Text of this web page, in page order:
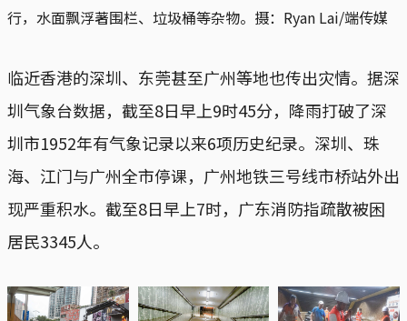
行，水面飘浮著围栏、垃圾桶等杂物。摄：Ryan Lai/端传媒
临近香港的深圳、东莞甚至广州等地也传出灾情。据深
圳气象台数据，截至8日早上9时45分，降雨打破了深
圳市1952年有气象记录以来6项历史纪录。深圳、珠
海、江门与广州全市停课，广州地铁三号线市桥站外出
现严重积水。截至8日早上7时，广东消防指疏散被困
居民3345人。